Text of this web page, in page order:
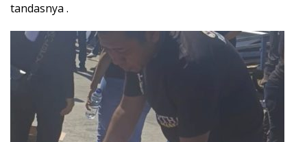
tandasnya .